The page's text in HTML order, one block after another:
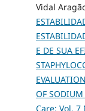
Vidal
E DE SUA
OF SODIUM
Care: Vol. 7